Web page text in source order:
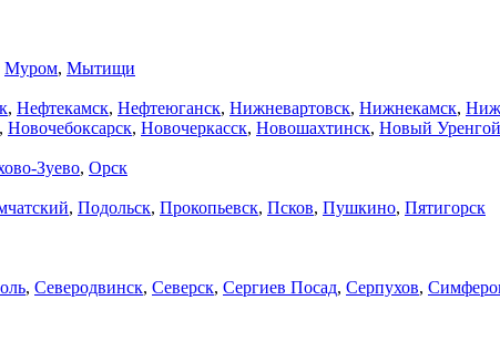
Муром, Мытищи
, Нефтекамск, Нефтеюганск, Нижневартовск, Нижнекамск,
, Новочебоксарск, Новочеркасск, Новошахтинск, Новый Уренгой
Зуево, Орск
, Подольск, Прокопьевск, Псков, Пушкино, Пятигорск
, Северодвинск, Северск, Сергиев Посад, Серпухов,